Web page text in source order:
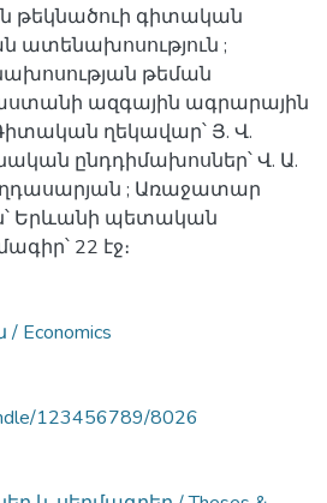
թեկնածուի գիտական
ատենախոսություն ;
թեման
ազգային ագրարային
ղեկավար՝ Յ. Վ.
ընդդիմախոսներ՝ Վ. Ա.
; Առաջատար
Երևանի պետական
22 էջ։
Economics
123456789/8026